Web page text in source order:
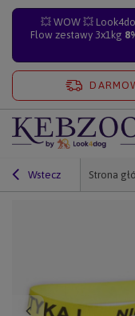
💥 WOW 💥
Flow zestawy 3x1kg
Wstecz Strona